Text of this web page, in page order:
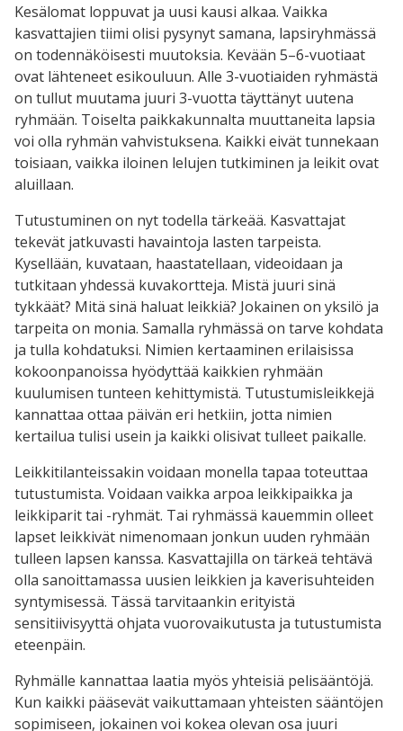
Kesälomat loppuvat ja uusi kausi alkaa. Vaikka
kasvattajien tiimi olisi pysynyt samana, lapsiryhmässä
on todennäköisesti muutoksia. Kevään 5–6-vuotiaat
ovat lähteneet esikouluun. Alle 3-vuotiaiden ryhmästä
on tullut muutama juuri 3-vuotta täyttänyt uutena
ryhmään. Toiselta paikkakunnalta muuttaneita lapsia
voi olla ryhmän vahvistuksena. Kaikki eivät tunnekaan
toisiaan, vaikka iloinen lelujen tutkiminen ja leikit ovat
aluillaan.
Tutustuminen on nyt todella tärkeää. Kasvattajat
tekevät jatkuvasti havaintoja lasten tarpeista.
Kysellään, kuvataan, haastatellaan, videoidaan ja
tutkitaan yhdessä kuvakortteja. Mistä juuri sinä
tykkäät? Mitä sinä haluat leikkiä? Jokainen on yksilö ja
tarpeita on monia. Samalla ryhmässä on tarve kohdata
ja tulla kohdatuksi. Nimien kertaaminen erilaisissa
kokoonpanoissa hyödyttää kaikkien ryhmään
kuulumisen tunteen kehittymistä. Tutustumisleikkejä
kannattaa ottaa päivän eri hetkiin, jotta nimien
kertailua tulisi usein ja kaikki olisivat tulleet paikalle.
Leikkitilanteissakin voidaan monella tapaa toteuttaa
tutustumista. Voidaan vaikka arpoa leikkipaikka ja
leikkiparit tai -ryhmät. Tai ryhmässä kauemmin olleet
lapset leikkivät nimenomaan jonkun uuden ryhmään
tulleen lapsen kanssa. Kasvattajilla on tärkeä tehtävä
olla sanoittamassa uusien leikkien ja kaverisuhteiden
syntymisessä. Tässä tarvitaankin erityistä
sensitiivisyyttä ohjata vuorovaikutusta ja tutustumista
eteenpäin.
Ryhmälle kannattaa laatia myös yhteisiä pelisääntöjä.
Kun kaikki pääsevät vaikuttamaan yhteisten sääntöjen
sopimiseen, jokainen voi kokea olevan osa juuri